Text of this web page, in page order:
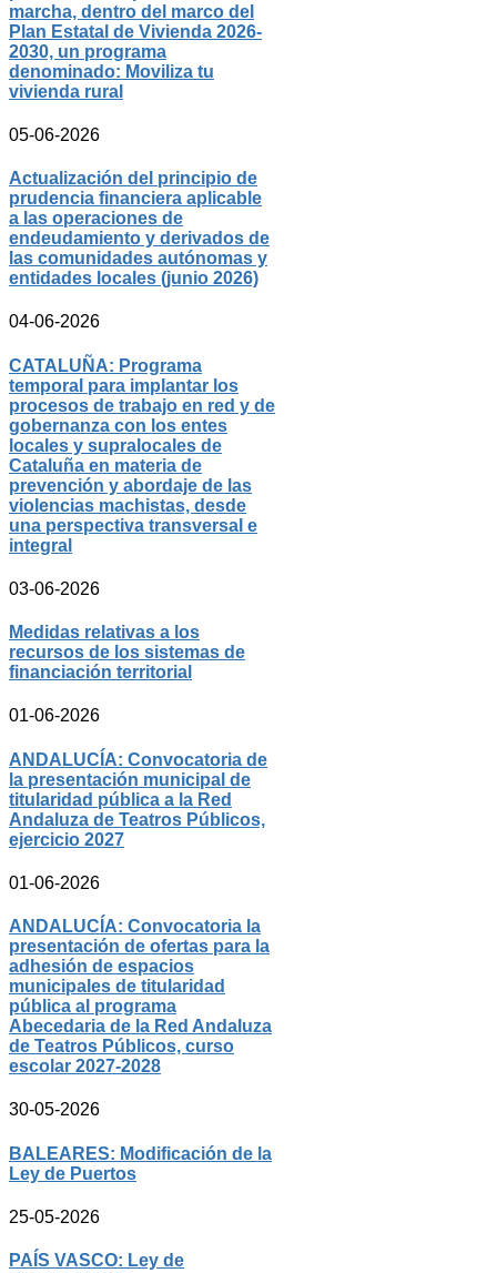
marcha, dentro del marco del
Plan Estatal de Vivienda 2026-
2030, un programa
denominado: Moviliza tu
vivienda rural
05-06-2026
Actualización del principio de
prudencia financiera aplicable
a las operaciones de
endeudamiento y derivados de
las comunidades autónomas y
entidades locales (junio 2026)
04-06-2026
CATALUÑA: Programa
temporal para implantar los
procesos de trabajo en red y de
gobernanza con los entes
locales y supralocales de
Cataluña en materia de
prevención y abordaje de las
violencias machistas, desde
una perspectiva transversal e
integral
03-06-2026
Medidas relativas a los
recursos de los sistemas de
financiación territorial
01-06-2026
ANDALUCÍA: Convocatoria de
la presentación municipal de
titularidad pública a la Red
Andaluza de Teatros Públicos,
ejercicio 2027
01-06-2026
ANDALUCÍA: Convocatoria la
presentación de ofertas para la
adhesión de espacios
municipales de titularidad
pública al programa
Abecedaria de la Red Andaluza
de Teatros Públicos, curso
escolar 2027-2028
30-05-2026
BALEARES: Modificación de la
Ley de Puertos
25-05-2026
PAÍS VASCO: Ley de